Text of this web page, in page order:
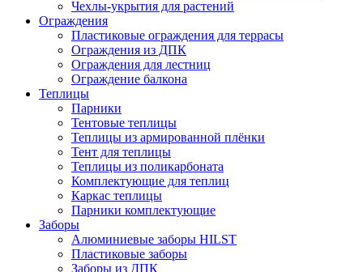
Чехлы-укрытия для растений
Ограждения
Пластиковые ограждения для террасы
Ограждения из ДПК
Ограждения для лестниц
Ограждение балкона
Теплицы
Парники
Тентовые теплицы
Теплицы из армированной плёнки
Тент для теплицы
Теплицы из поликарбоната
Комплектующие для теплиц
Каркас теплицы
Парники комплектующие
Заборы
Алюминиевые заборы HILST
Пластиковые заборы
Заборы из ДПК